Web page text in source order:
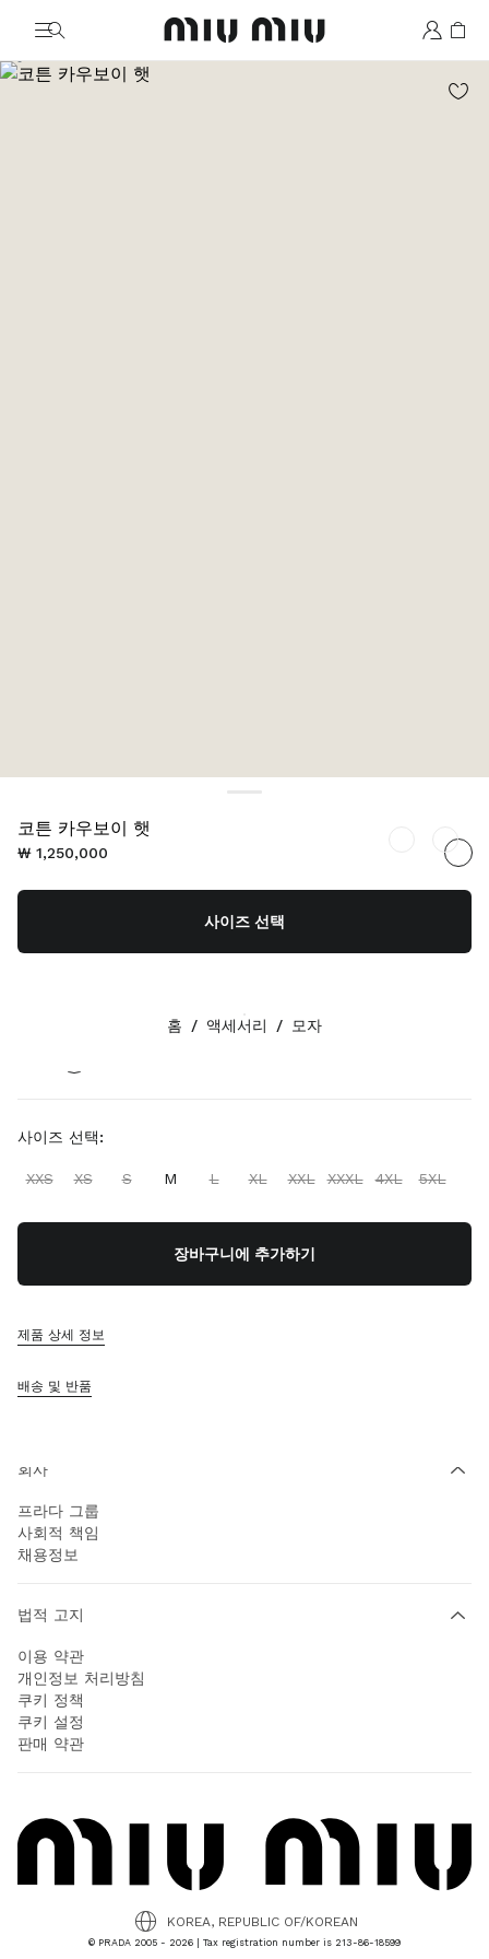
MiuMiu logo
이미지로 이동 1
이미지로 이동 2
코튼 카우보이 햇
₩ 1,250,000
사이즈 선택
사이즈 선택:
XXS XS S M L XL XXL XXXL 4XL 5XL
장바구니에 추가하기
제품 상세 정보
배송 및 반품
홈 / 액세서리 / 모자
연락처
080-522-7198
매장 찾기
미우미우 서비스
FAQ
회사
프라다 그룹
사회적 책임
채용정보
법적 고지
이용 약관
개인정보 처리방침
쿠키 정책
쿠키 설정
판매 약관
© PRADA 2005 - 2026 | Tax registration number is 213-86-18599
KOREA, REPUBLIC OF/KOREAN